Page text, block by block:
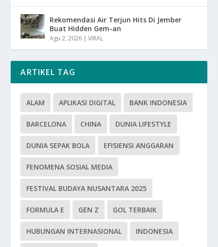
Rekomendasi Air Terjun Hits Di Jember
Buat Hidden Gem-an
Agu 2, 2026 |VIRAL
ARTIKEL TAG
ALAM APLIKASI DIGITAL BANK INDONESIA
BARCELONA CHINA DUNIA LIFESTYLE
DUNIA SEPAK BOLA EFISIENSI ANGGARAN
FENOMENA SOSIAL MEDIA
FESTIVAL BUDAYA NUSANTARA 2025
FORMULA E GEN Z GOL TERBAIK
HUBUNGAN INTERNASIONAL INDONESIA